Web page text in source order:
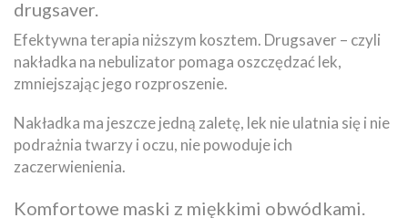
drugsaver.
Efektywna terapia niższym kosztem. Drugsaver – czyli
nakładka na nebulizator pomaga oszczędzać lek,
zmniejszając jego rozproszenie.
Nakładka ma jeszcze jedną zaletę, lek nie ulatnia się i nie
podrażnia twarzy i oczu, nie powoduje ich
zaczerwienienia.
Komfortowe maski z miękkimi obwódkami.